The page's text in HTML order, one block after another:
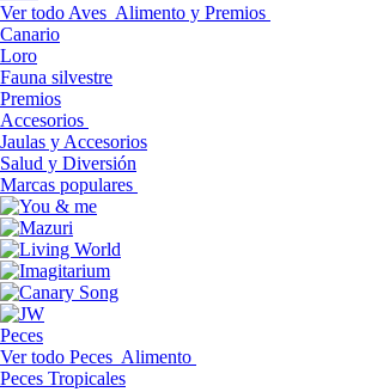
Ver todo Aves Alimento y Premios
Canario
Loro
Fauna silvestre
Premios
Accesorios
Jaulas y Accesorios
Salud y Diversión
Marcas populares
Peces
Ver todo Peces Alimento
Peces Tropicales